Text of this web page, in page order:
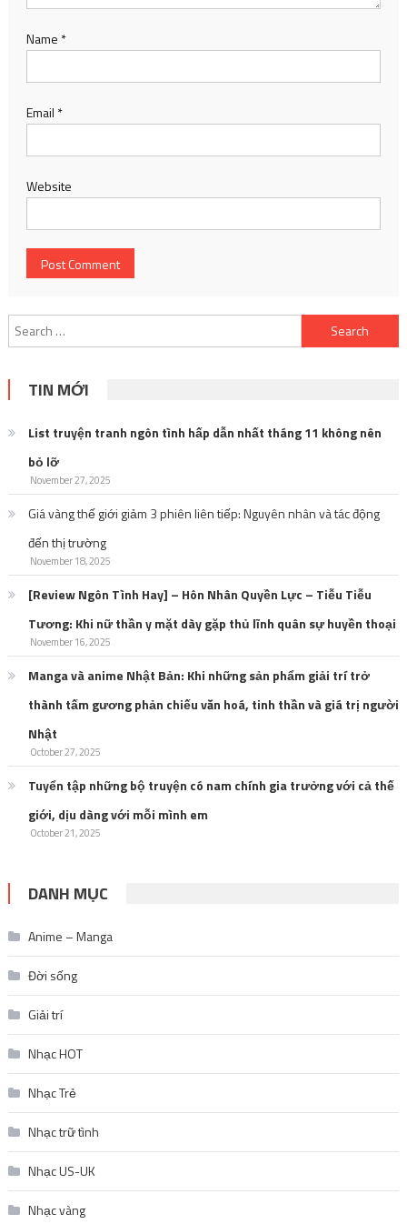
Name *
Email *
Website
Search
for:
TIN MỚI
List truyện tranh ngôn tình hấp dẫn nhất tháng 11 không nên
bỏ lỡ
November 27, 2025
Giá vàng thế giới giảm 3 phiên liên tiếp: Nguyên nhân và tác động
đến thị trường
November 18, 2025
[Review Ngôn Tình Hay] – Hôn Nhân Quyền Lực – Tiễu Tiễu
Tương: Khi nữ thần y mặt dày gặp thủ lĩnh quân sự huyền thoại
November 16, 2025
Manga và anime Nhật Bản: Khi những sản phẩm giải trí trở
thành tấm gương phản chiếu văn hoá, tinh thần và giá trị người
Nhật
October 27, 2025
Tuyển tập những bộ truyện có nam chính gia trưởng với cả thế
giới, dịu dàng với mỗi mình em
October 21, 2025
DANH MỤC
Anime – Manga
Đời sống
Giải trí
Nhạc HOT
Nhạc Trẻ
Nhạc trữ tình
Nhạc US-UK
Nhạc vàng